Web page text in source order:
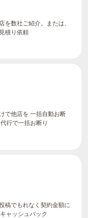
を数社ご紹介。または、
積り依頼
で他店を 一括自動お断
行で一括お断り
稿でもれなく契約金額に
ャッシュバック